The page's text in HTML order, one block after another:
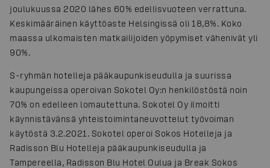
joulukuussa 2020 lähes 60% edellisvuoteen verrattuna.
Keskimääräinen käyttöaste Helsingissä oli 18,8%. Koko
maassa ulkomaisten matkailijoiden yöpymiset vähenivät yli
90%.
S-ryhmän hotelleja pääkaupunkiseudulla ja suurissa
kaupungeissa operoivan Sokotel Oy:n henkilöstöstä noin
70% on edelleen lomautettuna. Sokotel Oy ilmoitti
käynnistävänsä yhteistoimintaneuvottelut työvoiman
käytöstä 3.2.2021. Sokotel operoi Sokos Hotelleja ja
Radisson Blu Hotelleja pääkaupunkiseudulla ja
Tampereella, Radisson Blu Hotel Oulua ja Break Sokos